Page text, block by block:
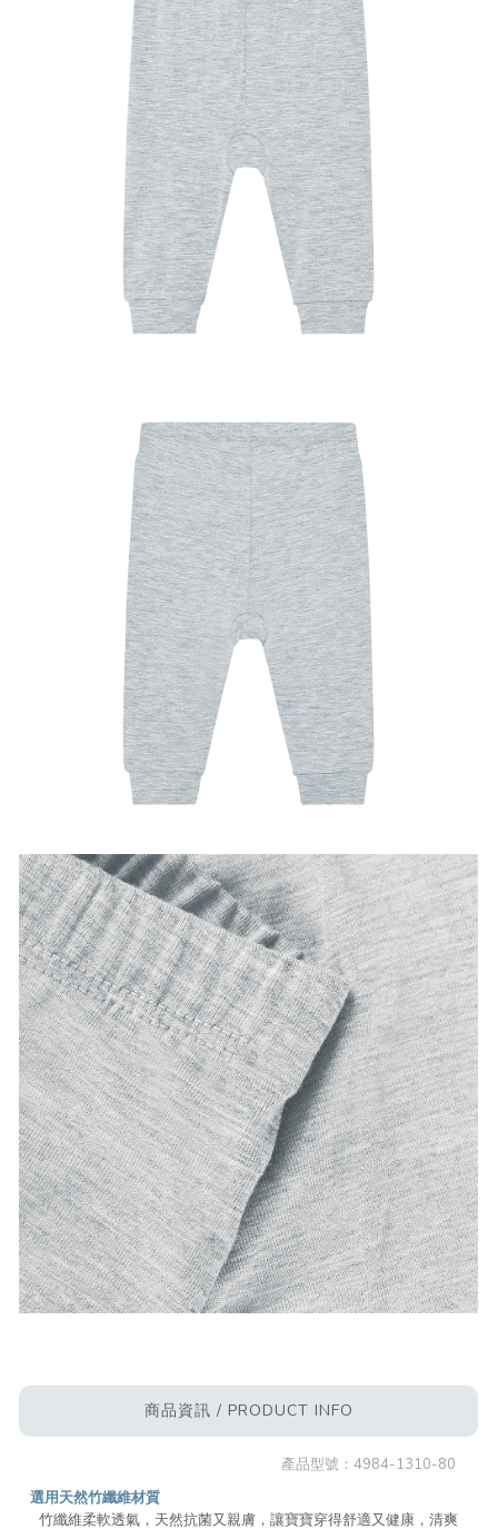
商品資訊 / PRODUCT INFO
產品型號：4984-1310-80
選用天然竹纖維材質
竹纖維柔軟透氣，天然抗菌又親膚，讓寶寶穿得舒適又健康，清爽